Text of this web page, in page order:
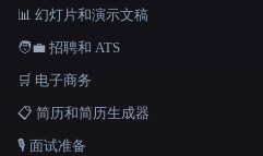
📊 幻灯片和演示文稿
🧑‍💼 招聘和 ATS
🛒 电子商务
📋 简历和简历生成器
🎙️ 面试准备